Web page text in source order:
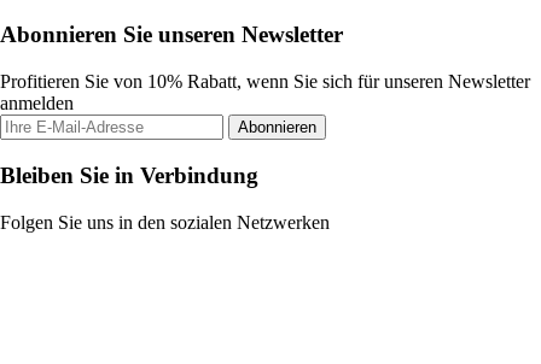
Abonnieren Sie unseren Newsletter
Profitieren Sie von 10% Rabatt, wenn Sie sich für unseren Newsletter
anmelden
Abonnieren
Bleiben Sie in Verbindung
Folgen Sie uns in den sozialen Netzwerken